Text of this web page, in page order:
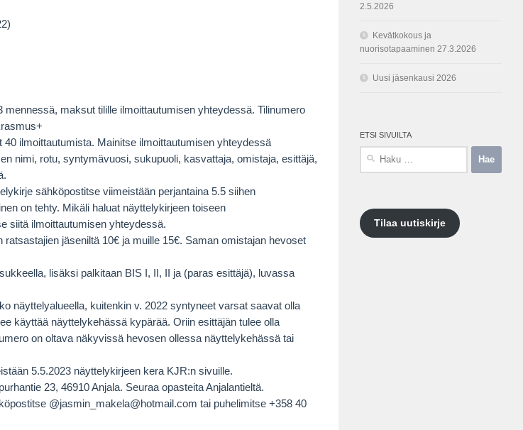
mennessä, maksut tilille ilmoittautumisen yhteydessä. Tilinumero
40 ilmoittautumista. Mainitse ilmoittautumisen yhteydessä
nimi, rotu, syntymävuosi, sukupuoli, kasvattaja, omistaja, esittäjä,
sähköpostitse viimeistään perjantaina 5.5 siihen
on tehty. Mikäli haluat näyttelykirjeen toiseen
siitä ilmoittautumisen yhteydessä.
jäseniltä 10€ ja muille 15€. Saman omistajan hevoset
lisäksi palkitaan BIS I, II, II ja (paras esittäjä), luvassa
näyttelyalueella, kuitenkin v. 2022 syntyneet varsat saavat olla
käyttää näyttelykehässä kypärää. Oriin esittäjän tulee olla
on oltava näkyvissä hevosen ollessa näyttelykehässä tai
5.5.2023 näyttelykirjeen kera KJR:n sivuille.
23, 46910 Anjala. Seuraa opasteita Anjalantieltä.
@jasmin_makela@hotmail.com tai puhelimitse +358 40
2.5.2026
Kevätkokous ja
nuorisotapaaminen 27.3.2026
Uusi jäsenkausi 2026
ETSI SIVUILTA
Tilaa uutiskirje